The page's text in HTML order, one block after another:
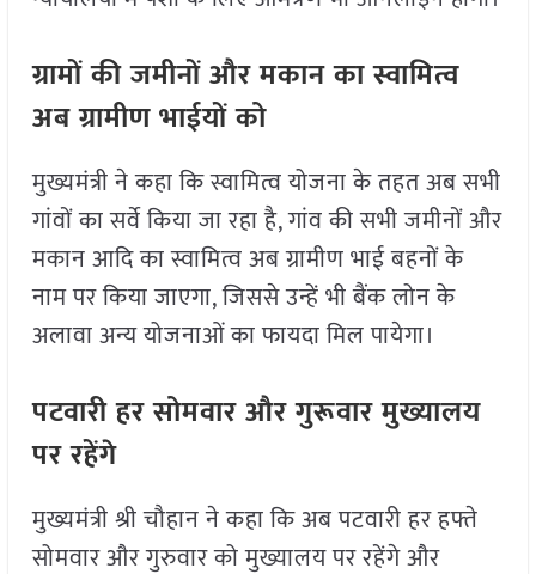
ग्रामों की जमीनों और मकान का स्वामित्व
अब ग्रामीण भाईयों को
मुख्यमंत्री ने कहा कि स्वामित्व योजना के तहत अब सभी
गांवों का सर्वे किया जा रहा है, गांव की सभी जमीनों और
मकान आदि का स्वामित्व अब ग्रामीण भाई बहनों के
नाम पर किया जाएगा, जिससे उन्हें भी बैंक लोन के
अलावा अन्य योजनाओं का फायदा मिल पायेगा।
पटवारी हर सोमवार और गुरूवार मुख्यालय
पर रहेंगे
मुख्यमंत्री श्री चौहान ने कहा कि अब पटवारी हर हफ्ते
सोमवार और गुरुवार को मुख्यालय पर रहेंगे और